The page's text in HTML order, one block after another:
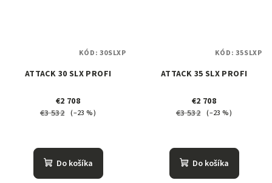
ATTACK 30 SLX PROFI
€2 708
€3 532 (–23 %)
Do košíka
KÓD:30SLXP
ATTACK 35 SLX PROFI
€2 708
€3 532 (–23 %)
Do košíka
KÓD:35SLXP